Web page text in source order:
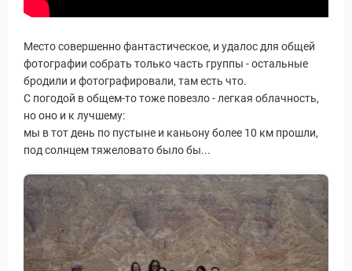
Место совершенно фантастическое, и удалос для общей
фотографии собрать только часть группы - остальные
бродили и фотографировали, там есть что.
С погодой в общем-то тоже повезло - легкая облачность,
но оно и к лучшему:
мы в тот день по пустыне и каньону более 10 км прошли,
под солнцем тяжеловато было бы...